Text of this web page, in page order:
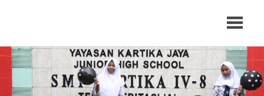
SMP
Kartika
8